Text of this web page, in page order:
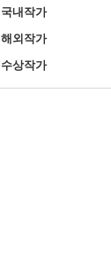
국내작가
해외작가
수상작가